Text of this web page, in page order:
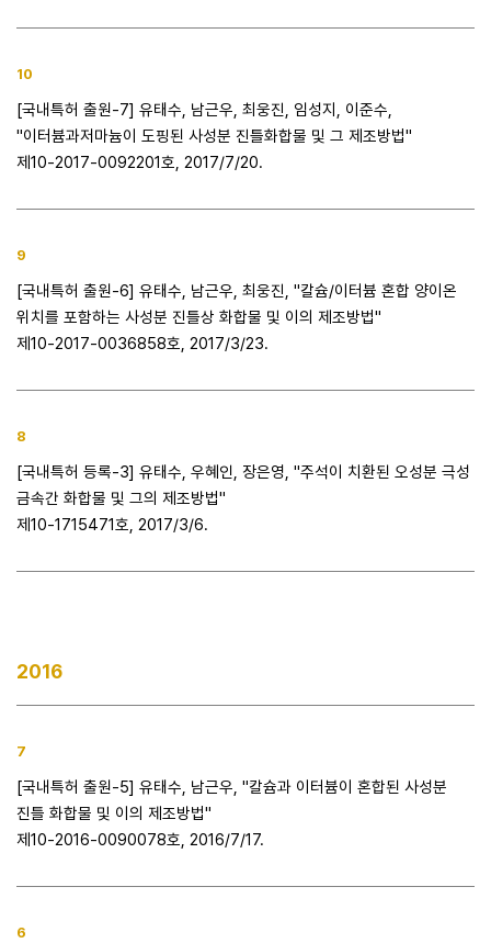
10
[국내특허 출원-7] 유태수, 남근우, 최웅진, 임성지, 이준수,
"이터븀과저마늄이 도핑된 사성분 진틀화합물 및 그 제조방법"
제10-2017-0092201호, 2017/7/20.
9
[국내특허 출원-6] 유태수, 남근우, 최웅진, "칼슘/이터븀 혼합 양이온
위치를 포함하는 사성분 진틀상 화합물 및 이의 제조방법"
제10-2017-0036858호, 2017/3/23.
8
[국내특허 등록-3] 유태수, 우혜인, 장은영, "주석이 치환된 오성분 극성
금속간 화합물 및 그의 제조방법"
제10-1715471호, 2017/3/6.
2016
7
[국내특허 출원-5] 유태수, 남근우, "칼슘과 이터븀이 혼합된 사성분
진틀 화합물 및 이의 제조방법"
제10-2016-0090078호, 2016/7/17.
6